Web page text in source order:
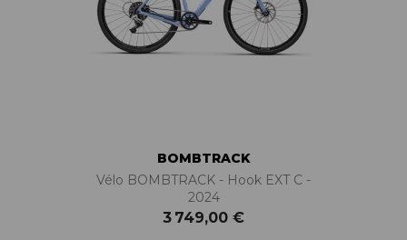
BOMBTRACK
Vélo BOMBTRACK - Hook EXT C -
2024
3 749,00 €